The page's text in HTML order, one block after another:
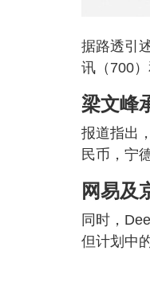
据路透引
讯（700
梁文峰
报道指出
民币，宁
网易及
同时，
但计划中